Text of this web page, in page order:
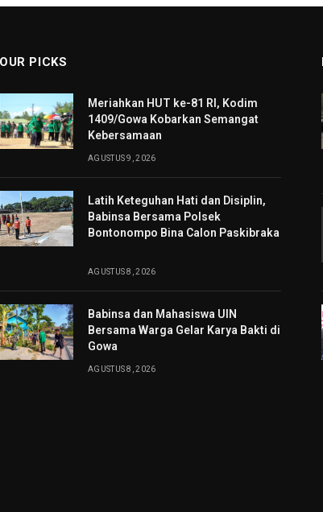
OUR PICKS
Meriahkan HUT ke-81 RI, Kodim
1409/Gowa Kobarkan Semangat
Kebersamaan
AGUSTUS 9, 2026
Latih Keteguhan Hati dan Disiplin,
Babinsa Bersama Polsek
Bontonompo Bina Calon Paskibraka
AGUSTUS 8, 2026
Babinsa dan Mahasiswa UIN
Bersama Warga Gelar Karya Bakti di
Gowa
AGUSTUS 8, 2026